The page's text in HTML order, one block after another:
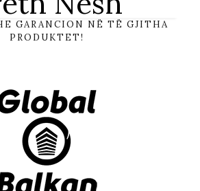
GARANCION NË TË GJITHA
PRODUKTET!